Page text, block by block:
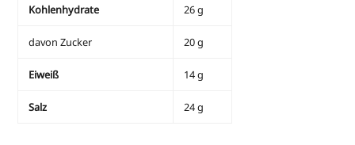
Kohlenhydrate 26g
davon Zucker 20g
Eiweiß 14g
Salz 24g